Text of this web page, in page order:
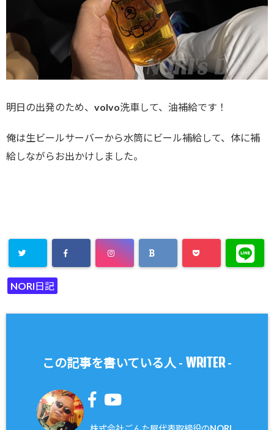
明日の出発のため、volvo洗車して、油補給です！
俺は生ビールサーバーから水筒にビール補給して、体に補
給しながらお出かけしました。
NORI日記
この記事を書いている人 - WRITER-